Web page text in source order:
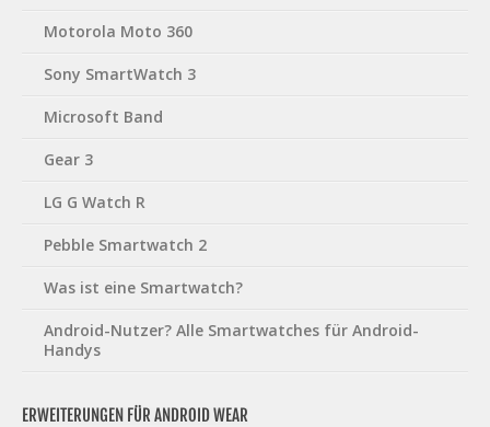
Motorola Moto 360
Sony SmartWatch 3
Microsoft Band
Gear 3
LG G Watch R
Pebble Smartwatch 2
Was ist eine Smartwatch?
Android-Nutzer? Alle Smartwatches für Android-
Handys
ERWEITERUNGEN FÜR ANDROID WEAR